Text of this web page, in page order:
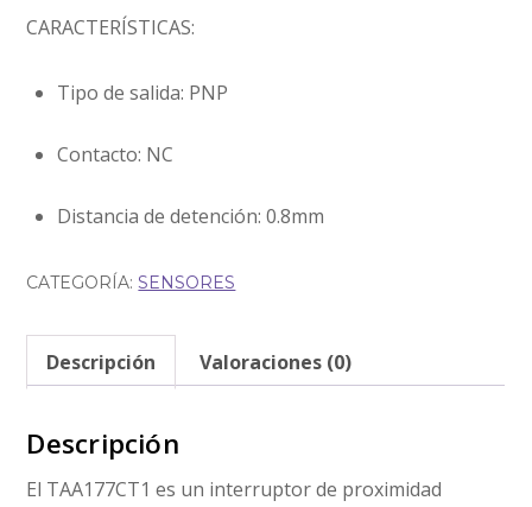
CARACTERÍSTICAS:
Tipo de salida: PNP
Contacto: NC
Distancia de detención: 0.8mm
CATEGORÍA:SENSORES
Descripción Valoraciones (0)
Descripción
El TAA177CT1 es un interruptor de proximidad